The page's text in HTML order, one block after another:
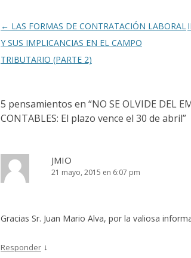
Navegación
de
entradas
← LAS FORMAS DE CONTRATACIÓN LABORAL
Y SUS IMPLICANCIAS EN EL CAMPO
TRIBUTARIO (PARTE 2)
5 pensamientos en “NO SE OLVIDE DEL
CONTABLES: El plazo vence el 30 de abril”
JMIO
21 mayo, 2015 en 6:07 pm
Gracias Sr. Juan Mario Alva, por la valiosa
Responder ↓